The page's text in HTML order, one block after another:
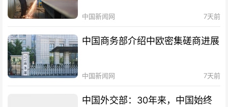
中国新闻网 7天前
中国商务部介绍中欧密集磋商进展
中国新闻网 7天前
中国外交部：30年来，中国始终